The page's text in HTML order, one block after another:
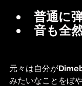
普通に
音も全
元々は自分が
みたいなことをぼ